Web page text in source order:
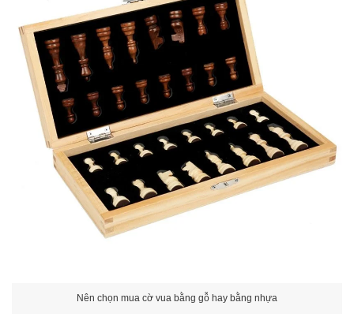
Nên chọn mua cờ vua bằng gỗ hay bằng nhựa